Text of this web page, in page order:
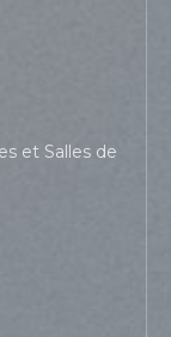
et Salles de